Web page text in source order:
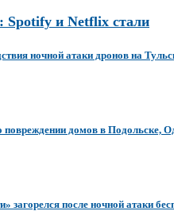
Spotify и Netflix стали
ночной атаки дронов на
повреждении домов в Подольске,
загорелся после ночной атаки